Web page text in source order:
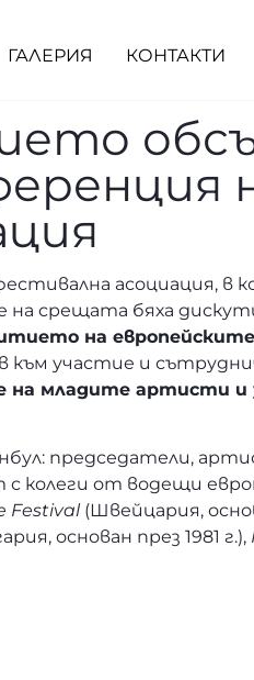
ГАЛЕРИЯ КОНТАКТИ
асоциация, в
на срещата бяха
на
към участие и
на младите артисти и
председатели,
колеги от водещи
Festival(Швейцария,
основан през 1981 г.),